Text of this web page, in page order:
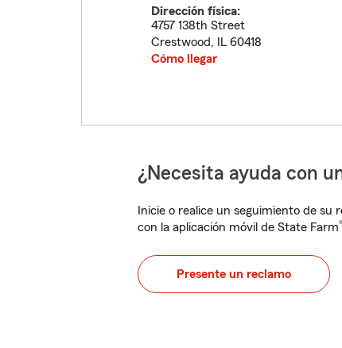
Dirección física:
4757 138th Street
Crestwood, IL 60418
Cómo llegar
¿Necesita ayuda con
Inicie o realice un seguimiento de su
con la aplicación móvil de State Farm
Presente un reclamo